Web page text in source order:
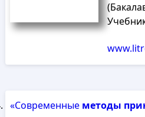
«Современные методы